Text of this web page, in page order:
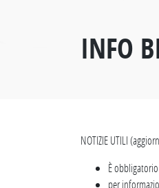
INFO
NOTIZIE UTILI
È
per